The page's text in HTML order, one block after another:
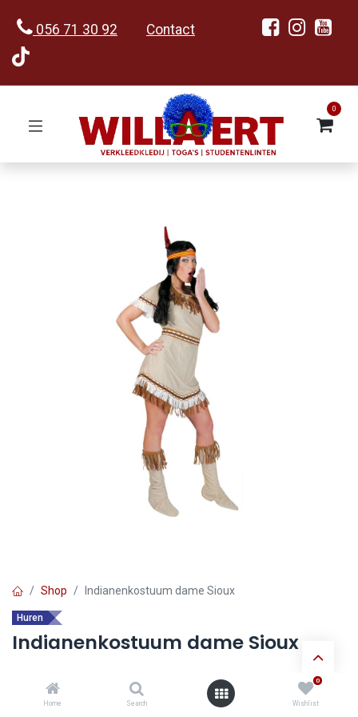
Home Search
0
Wishlist
056 71 30 92 Contact
0
Shop Indianenkostuum dame Sioux
Huren
Indianenkostuum dame Sioux
Ontdek de voordelen van huur verkleedkledij